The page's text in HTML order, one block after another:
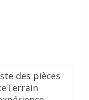
des pièces
Terrain